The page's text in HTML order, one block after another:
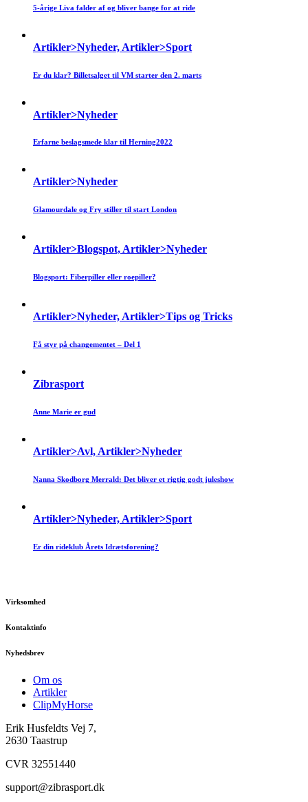
5-årige Liva falder af og bliver bange for at ride
Artikler>Nyheder, Artikler>Sport
Er du klar? Billetsalget til VM starter den 2. marts
Artikler>Nyheder
Erfarne beslagsmede klar til Herning2022
Artikler>Nyheder
Glamourdale og Fry stiller til start London
Artikler>Blogspot, Artikler>Nyheder
Blogsport: Fiberpiller eller roepiller?
Artikler>Nyheder, Artikler>Tips og Tricks
Få styr på changementet – Del 1
Zibrasport
Anne Marie er gud
Artikler>Avl, Artikler>Nyheder
Nanna Skodborg Merrald: Det bliver et rigtig godt juleshow
Artikler>Nyheder, Artikler>Sport
Er din rideklub Årets Idrætsforening?
Virksomhed
Kontaktinfo
Nyhedsbrev
Om os
Artikler
ClipMyHorse
Erik Husfeldts Vej 7,
2630 Taastrup
CVR 32551440
support@zibrasport.dk